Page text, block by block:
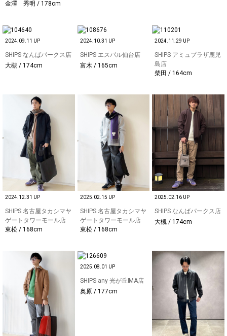
金澤 秀明 / 178cm
2024.09.11 UP
SHIPS なんばパークス店
大槻 / 174cm
2024.10.31 UP
SHIPS エスパル仙台店
富木 / 165cm
2024.11.29 UP
SHIPS アミュプラザ鹿児
島店
柴田 / 164cm
2024.12.31 UP
SHIPS 名古屋タカシマヤ
ゲートタワーモール店
東松 / 168cm
2025.02.15 UP
SHIPS 名古屋タカシマヤ
ゲートタワーモール店
東松 / 168cm
2025.02.16 UP
SHIPS なんばパークス店
大槻 / 174cm
2025.08.01 UP
SHIPS any 光が丘IMA店
奥原 / 177cm